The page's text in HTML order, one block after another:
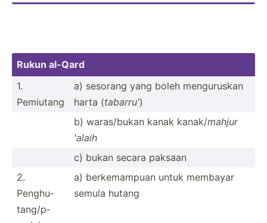
Rukun al-Qard
1.
Pemiutang
a) sesorang yang boleh mengur­uskan
harta (tabarru')
b) waras/­bukan kanak kanak/mahjur
'alaih
c) bukan secara paksaan
2.
Penghu­
tan­g/p­
a) berkem­ampuan untuk membayar
semula hutang